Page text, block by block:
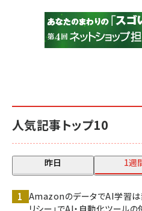
人気記事トップ10
昨日 1週
AmazonのデータでAI学習は
リシー」でAI・自動化ツール